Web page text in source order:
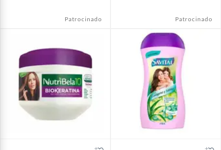
Patrocinado Patrocinado